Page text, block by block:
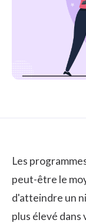
Les
peut-être le
d'atteindre un
plus élevé